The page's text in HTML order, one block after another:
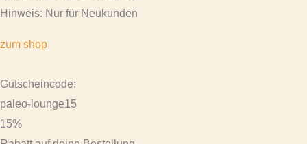
Hinweis: Nur für Neukunden
zum shop
Gutscheincode:
paleo-lounge15
15%